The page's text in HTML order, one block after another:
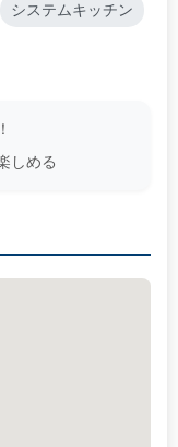
システムキッチン
しめる